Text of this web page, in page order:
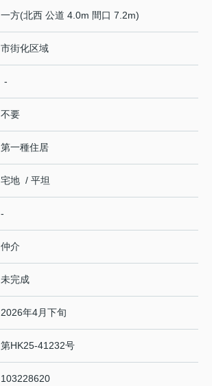
一方(北西 公道 4.0m 間口 7.2m)
市街化区域
-
不要
第一種住居
宅地 / 平坦
-
仲介
未完成
2026年4月下旬
第HK25-41232号
103228620